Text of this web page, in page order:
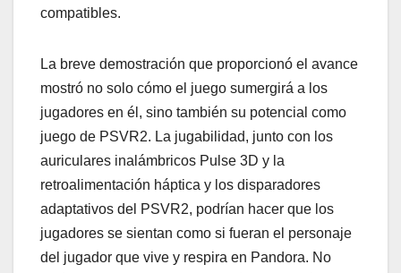
compatibles.
La breve demostración que proporcionó el avance
mostró no solo cómo el juego sumergirá a los
jugadores en él, sino también su potencial como
juego de PSVR2. La jugabilidad, junto con los
auriculares inalámbricos Pulse 3D y la
retroalimentación háptica y los disparadores
adaptativos del PSVR2, podrían hacer que los
jugadores se sientan como si fueran el personaje
del jugador que vive y respira en Pandora. No